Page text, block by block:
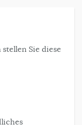
stellen Sie diese